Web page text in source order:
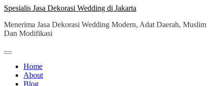
Skip
content
Spesialis Jasa Dekorasi Wedding di Jakarta
Menerima Jasa Dekorasi Wedding Modern, Adat Daerah, Muslim
Dan Modifikasi
Home
About
Blog